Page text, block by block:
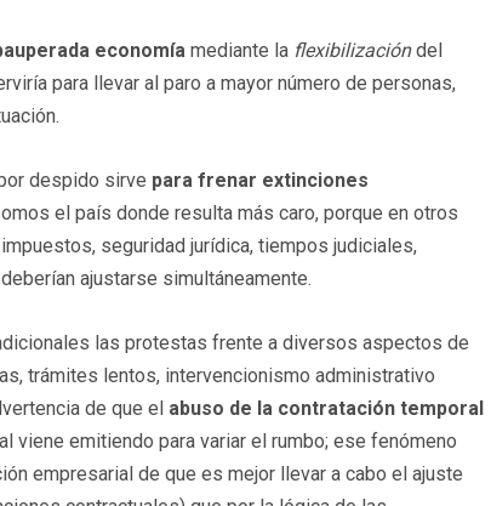
economía mediante la flexibilizacióndel
para llevar al paro a mayor número de personas,
despido sirve para frenar extinciones
el país donde resulta más caro, porque en otros
seguridad jurídica, tiempos judiciales,
ajustarse simultáneamente.
las protestas frente a diversos aspectos de
trámites lentos, intervencionismo administrativo
de que el abuso de la contratación temporal
viene emitiendo para variar el rumbo; ese fenómeno
empresarial de que es mejor llevar a cabo el ajuste